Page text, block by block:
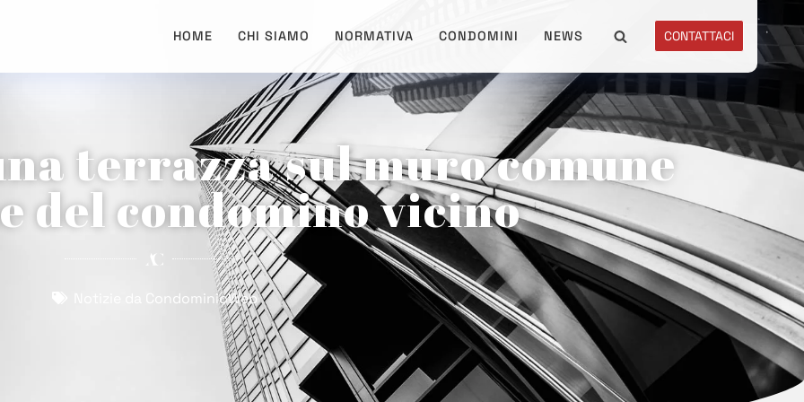
HOME CHI SIAMO NORMATIVA CONDOMINI NEWS CONTATTACI
terrazza sul muro comune
del condomino vicino
Notizie da CondominioWeb